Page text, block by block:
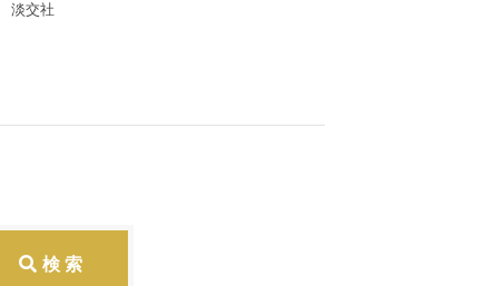
淡交社